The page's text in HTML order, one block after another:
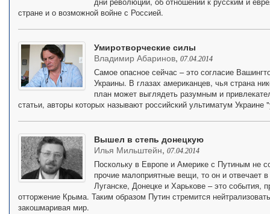
стране и о возможной войне с Россией.
Умиротворческие силы
Владимир Абаринов, 07.04.2014
Самое опасное сейчас – это согласие
Украины. В глазах американцев, чья страна
план может выглядеть разумным и
статьи, авторы которых называют российский ультиматум
Вышел в степь донецкую
Илья Мильштейн, 07.04.2014
Поскольку в Европе и Америке с Путиным не
прочие малоприятные вещи, то он и отвечает
Луганске, Донецке и Харькове – это события,
отторжение Крыма. Таким образом Путин стремится
закошмаривая мир.